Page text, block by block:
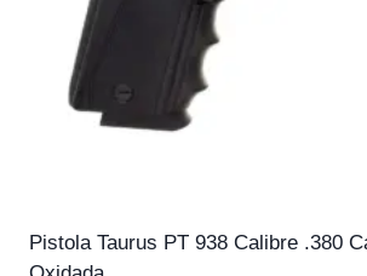
Pistola Taurus PT 938 Calibre .380